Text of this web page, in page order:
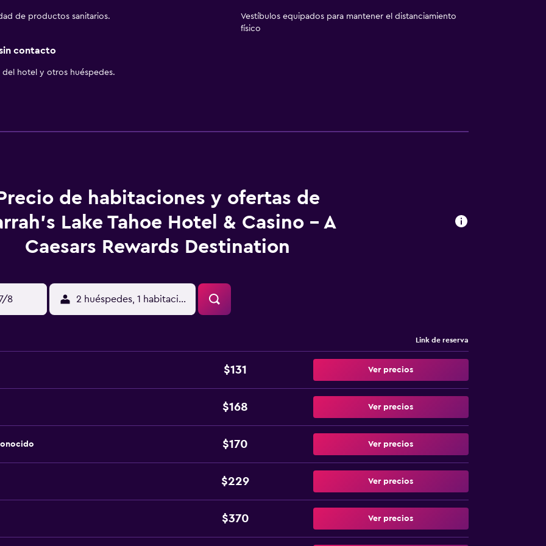
de productos sanitarios.
Vestíbulos equipados para mantener el distanciamiento
físico
contacto
hotel y otros huéspedes.
de habitaciones y ofertas de
Lake Tahoe Hotel & Casino - A
Caesars Rewards Destination
8 2 huéspedes, 1 habitación
Link de reserva
$131 Ver precios
$168 Ver precios
$170 Ver precios
$229 Ver precios
$370 Ver precios